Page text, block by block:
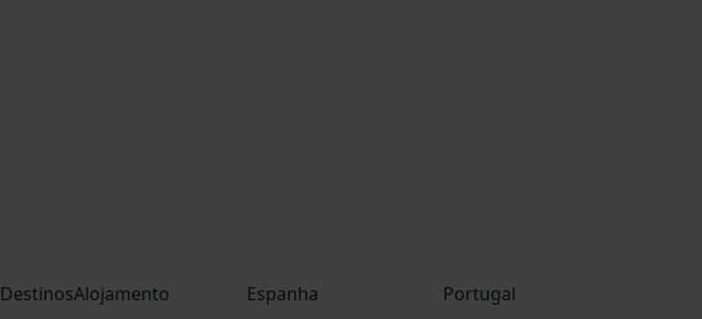
DestinosAlojamento
Espanha Portugal